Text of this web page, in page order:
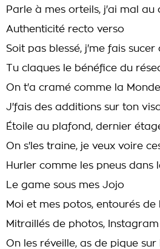
Parle à mes orteils, j'ai mal au
Authenticité recto verso
Soit pas blessé, j'me fais
Tu claques le bénéfice du
On t'a cramé comme la
J'fais des additions sur ton
Étoile au plafond, dernier
On s'les traine, je veux voire
Hurler comme les pneus dans
Le game sous mes Jojo
Moi et mes potos, entourés de
Mitraillés de photos,
On les réveille, as de pique